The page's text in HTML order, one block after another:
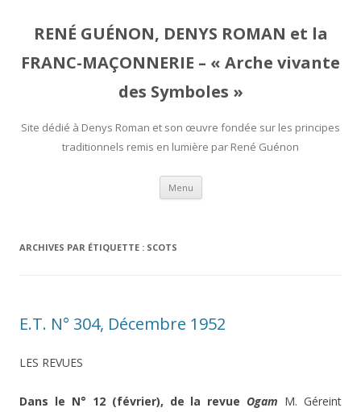
RENÉ GUÉNON, DENYS ROMAN et la
FRANC-MAÇONNERIE – « Arche vivante
des Symboles »
Site dédié à Denys Roman et son œuvre fondée sur les principes
traditionnels remis en lumière par René Guénon
Menu Aller
contenu
ARCHIVES PAR ÉTIQUETTE : SCOTS
E.T. N° 304, Décembre 1952
LES REVUES
Dans le N° 12 (février), de la revueOgam M. Géreint